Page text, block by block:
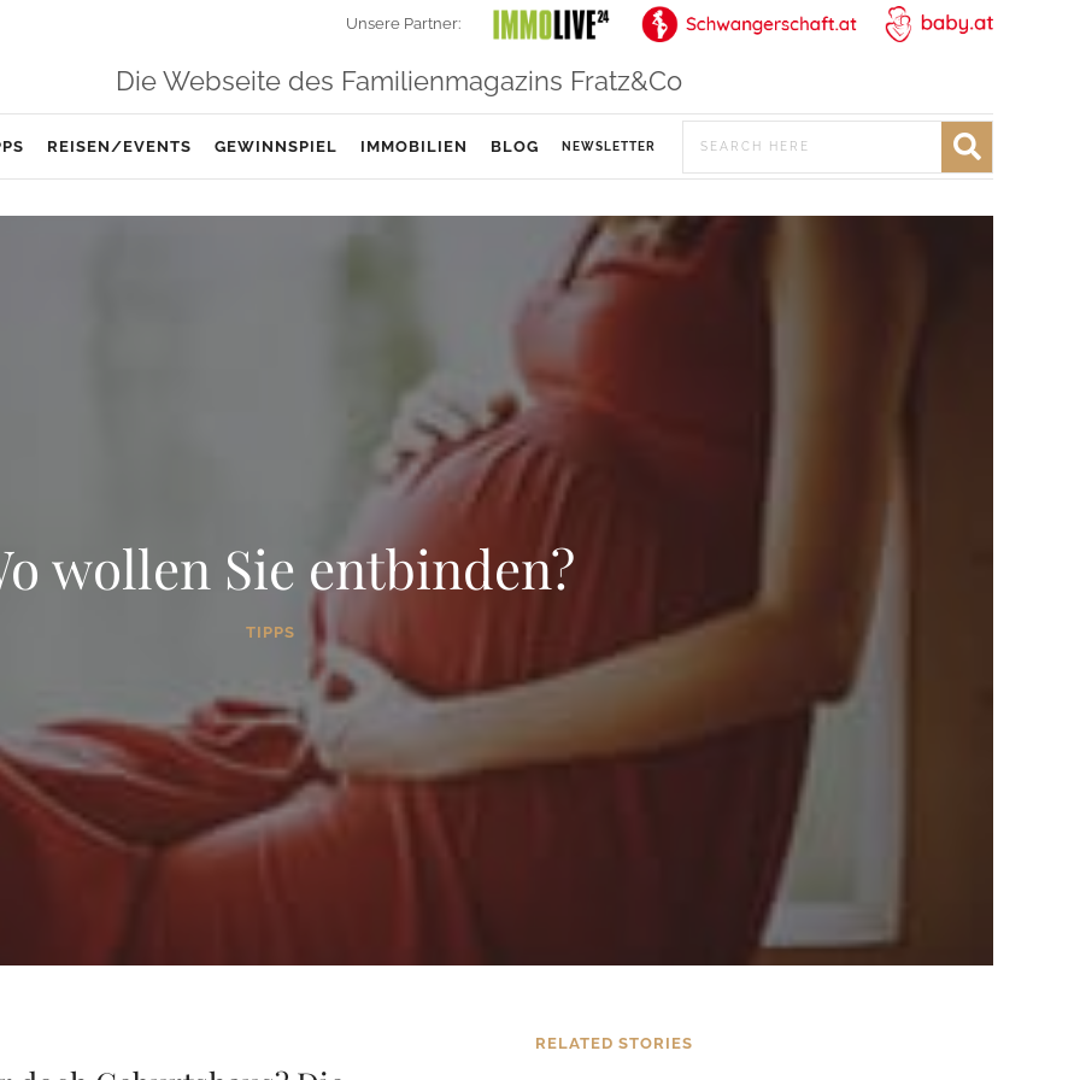
Unsere Partner:
Die Webseite des Familienmagazins Fratz&Co
REISEN/EVENTS GEWINNSPIEL IMMOBILIEN BLOG NEWSLETTER
wollen Sie entbinden?
TIPPS
RELATED STORIES